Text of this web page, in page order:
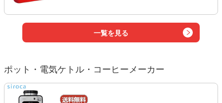
一覧を見る
ポット・電気ケトル・コーヒーメーカー